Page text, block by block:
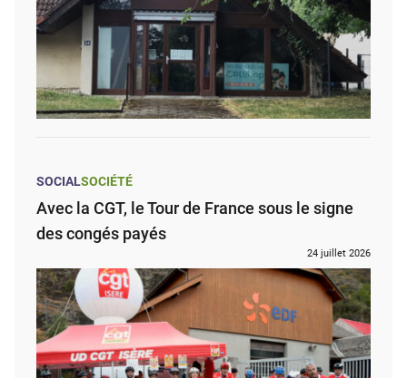
SOCIALSOCIÉTÉ
Avec la CGT, le Tour de France sous le signe
des congés payés
24 juillet 2026